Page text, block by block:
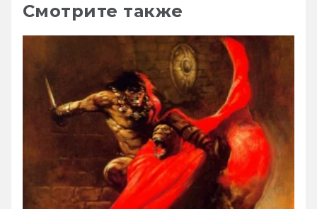
Смотрите также